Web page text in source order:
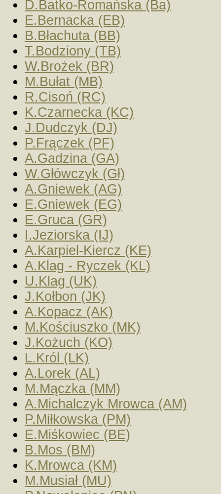
D.Batko-Romańska (Ba)
E.Bernacka (EB)
B.Błachuta (BB)
T.Bodziony (TB)
W.Brożek (BR)
M.Bułat (MB)
R.Cisoń (RC)
K.Czarnecka (KC)
J.Dudczyk (DJ)
P.Frączek (PF)
A.Gadzina (GA)
W.Główczyk (Gł)
A.Gniewek (AG)
E.Gniewek (EG)
E.Gruca (GR)
I.Jeziorska (IJ)
A.Karpiel-Kiercz (KE)
A.Klag - Ryczek (KL)
U.Klag (UK)
J.Kołbon (JK)
A.Kopacz (AK)
M.Kościuszko (MK)
J.Kożuch (KO)
L.Król (LK)
A.Lorek (AL)
M.Mączka (MM)
A.Michalczyk Mrowca (AM)
P.Miłkowska (PM)
E.Miśkowiec (BE)
B.Mos (BM)
K.Mrowca (KM)
M.Musiał (MU)